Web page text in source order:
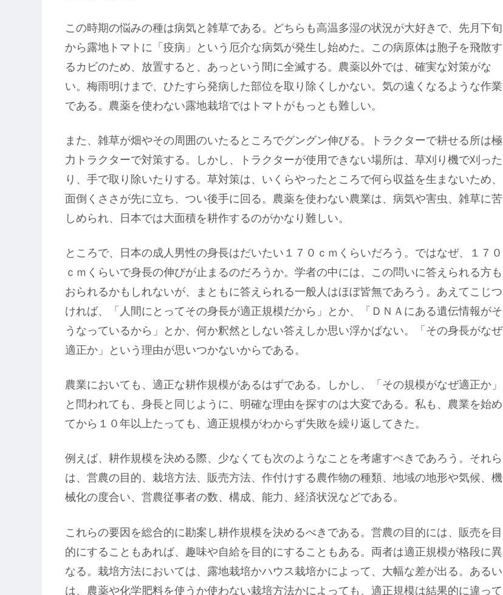
この時期の悩みの種は病気と雑草である。どちらも高温多湿の状況が大好きで、先月下旬
から露地トマトに「疫病」という厄介な病気が発生し始めた。この病原体は胞子を飛散す
るカビのため、放置すると、あっという間に全滅する。農薬以外では、確実な対策がな
い。梅雨明けまで、ひたすら発病した部位を取り除くしかない。気の遠くなるような作業
である。農薬を使わない露地栽培ではトマトがもっとも難しい。
また、雑草が畑やその周囲のいたるところでグングン伸びる。トラクターで耕せる所は極
力トラクターで対策する。しかし、トラクターが使用できない場所は、草刈り機で刈った
り、手で取り除いたりする。草対策は、いくらやったところで何ら収益を生まないため、
面倒くささが先に立ち、つい後手に回る。農薬を使わない農業は、病気や害虫、雑草に苦
しめられ、日本では大面積を耕作するのがかなり難しい。
ところで、日本の成人男性の身長はだいたい１７０ｃｍくらいだろう。ではなぜ、１７０
ｃｍくらいで身長の伸びが止まるのだろうか。学者の中には、この問いに答えられる方も
おられるかもしれないが、まともに答えられる一般人はほぼ皆無であろう。あえてこじつ
ければ、「人間にとってその身長が適正規模だから」とか、「ＤＮＡにある遺伝情報がそ
うなっているから」とか、何か釈然としない答えしか思い浮かばない。「その身長がなぜ
適正か」という理由が思いつかないからである。
農業においても、適正な耕作規模があるはずである。しかし、「その規模がなぜ適正か」
と問われても、身長と同じように、明確な理由を探すのは大変である。私も、農業を始め
てから１０年以上たっても、適正規模がわからず失敗を繰り返してきた。
例えば、耕作規模を決める際、少なくても次のようなことを考慮すべきであろう。それら
は、営農の目的、栽培方法、販売方法、作付けする農作物の種類、地域の地形や気候、機
械化の度合い、営農従事者の数、構成、能力、経済状況などである。
これらの要因を総合的に勘案し耕作規模を決めるべきである。営農の目的には、販売を目
的にすることもあれば、趣味や自給を目的にすることもある。両者は適正規模が格段に異
なる。栽培方法においては、露地栽培かハウス栽培かによって、大幅な差が出る。あるい
は、農薬や化学肥料を使うか使わない栽培方法かによっても、適正規模は結果的に違って